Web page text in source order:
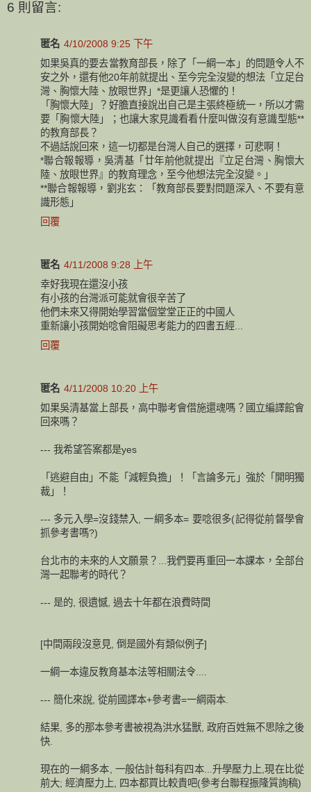
6 則留言:
匿名 4/10/2008 9:25 下午
如果吳真的要去當教育部長，除了「一綱一本」的問題令人不
安之外，還有他20年前就提出、至今完全沒變的想法「立足台
灣、胸懷大陸、放眼世界」*是更讓人恐懼的！
「胸懷大陸」？好膽直接說出自己是主張終極統一，所以才需
要「胸懷大陸」；也讓大家見識看看什麼叫做沒有意識型態**
的教育部長？
不過話說回來，這一切都是台灣人自己的選擇，可悲啊！
*聯合報報導，吳清基「廿年前他就提出『立足台灣、胸懷大
陸、放眼世界』的教育理念，至今他想法完全沒變。」
**聯合報報導，劉兆玄：「教育部長要對問題深入、不要有意
識形態」
回覆
匿名 4/11/2008 9:28 上午
幸好我現在還沒小孩
有小孩的台灣派可能就會很辛苦了
他們未來又得開始學習當個堂堂正正的中國人
重新讓小孩開始唸會阻礙思考能力的四書五經...
回覆
匿名 4/11/2008 10:20 上午
如果吳清基當上部長，高中聯考會借施還魂嗎？國立編譯館會
回來嗎？
--- 我希望答案都是yes
「逃避自由」不能「減輕負擔」！「言論多元」強於「開明獨
裁」！
--- 多元入學=沒錢禁入, 一綱多本= 要唸很多(記得從前督學會
抓參考書嗎?)
台北市的未來的人文願景？...我們要再重回一本課本，全部台
灣一起聯考的時代？
--- 是的, 很遺憾, 過去十年都在浪費時間
[中間兩段沒意見, 倒是國外有類似例子]
一綱一本違反教育基本法等相關法令....
--- 簡化來說, 從前國譯本+參考書=一綱兩本.
結果, 多的那本參考書被視為洪水猛獸, 政府百姓無不思除之後
快.
現在的一綱多本, 一般估計每科有四本...升學壓力上,現在比從
前大; 經濟壓力上, 四本都買比較貴吧(參考台聯程振隆質詢稿)